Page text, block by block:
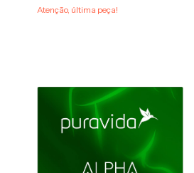
Atenção, última peça!